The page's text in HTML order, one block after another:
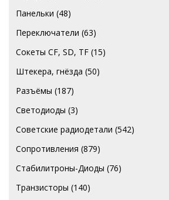
Панельки (48)
Переключатели (63)
Сокеты CF, SD, TF (15)
Штекера, гнёзда (50)
Разъёмы (187)
Светодиоды (3)
Советские радиодетали (542)
Сопротивления (879)
Стабилитроны-Диоды (76)
Транзисторы (140)